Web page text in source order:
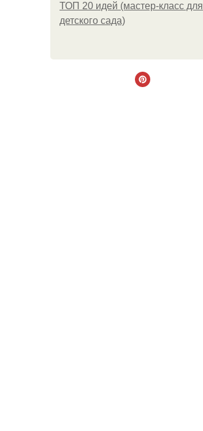
ТОП 20 идей (мастер-класс для
детского сада)